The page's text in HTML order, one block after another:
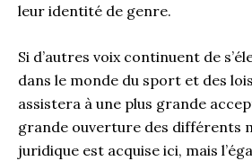
leur identité de genre.
Si d’autres voix continuent de
dans le monde du sport et des
assistera à une plus grande
grande ouverture des différents
juridique est acquise ici, mais